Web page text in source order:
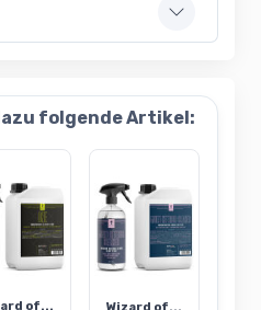
folgende Artikel:
of...